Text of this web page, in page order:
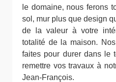
le domaine, nous ferons
sol, mur plus que design
de la valeur à votre
totalité de la maison.
faites pour durer dans le
remettre vos travaux à
Jean-François.